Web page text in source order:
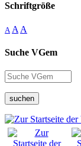
Schriftgröße
A A A
Suche VGem
suchen